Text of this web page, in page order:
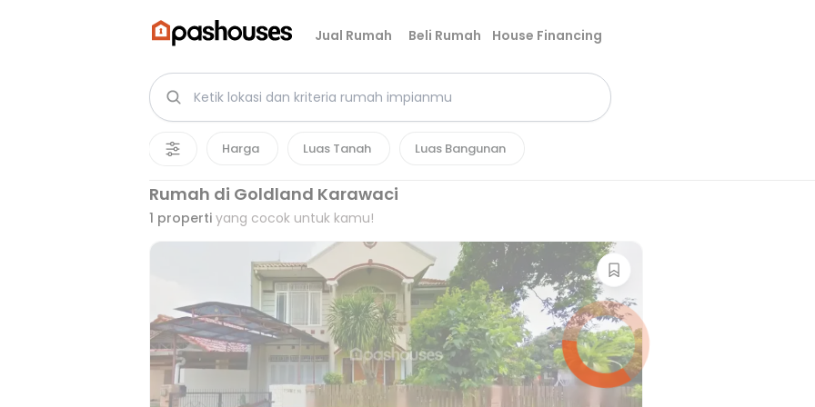
Jual Rumah Beli Rumah House Financing
Harga Luas Tanah Luas Bangunan
Rumah di Goldland Karawaci
1 properti yang cocok untuk kamu!